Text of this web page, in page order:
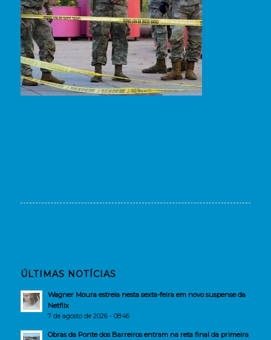
ÚLTIMAS NOTÍCIAS
Wagner Moura estreia nesta sexta-feira em novo suspense da
Netflix
7 de agosto de 2026 - 08:46
Obras da Ponte dos Barreiros entram na reta final da primeira